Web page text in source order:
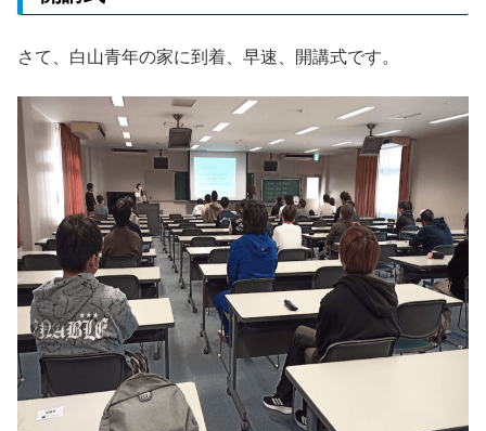
さて、白山青年の家に到着、早速、開講式です。